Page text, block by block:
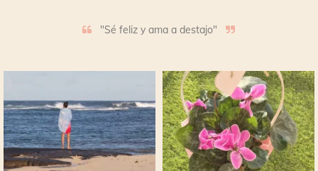
"Sé feliz y ama a destajo"